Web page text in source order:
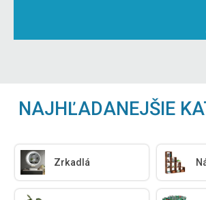
NAJHĽADANEJŠIE
Zrkadlá